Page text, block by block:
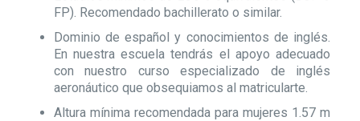
FP). Recomendado bachillerato o similar.
Dominio de español y conocimientos de inglés.
En nuestra escuela tendrás el apoyo adecuado
con nuestro curso especializado de inglés
aeronáutico que obsequiamos al matricularte.
Altura mínima recomendada para mujeres 1.57 m